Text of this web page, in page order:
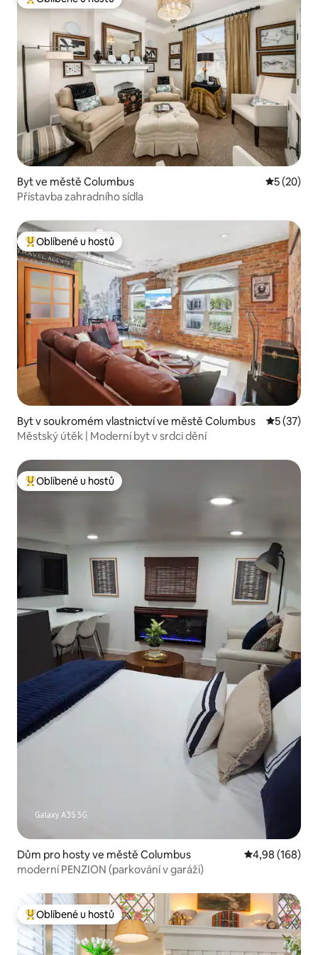
Nejlepší v kategorii Oblíbené u hostů
Byt ve městě Columbus Průměrné
5 (20)
Přístavba zahradního sídla
Nejlepší v kategorii Oblíbené u hostů
Oblíbené u hostů
Byt v soukromém vlastnictví ve městě Columbus Průměrné
5 (37)
Městský útěk | Moderní byt v srdci dění
Nejlepší v kategorii Oblíbené u hostů
Oblíbené u hostů
Dům pro hosty ve městě Columbus Průměrné
4,98 (168)
moderní PENZION (parkování v garáži)
Nejlepší v kategorii Oblíbené u hostů
Oblíbené u hostů